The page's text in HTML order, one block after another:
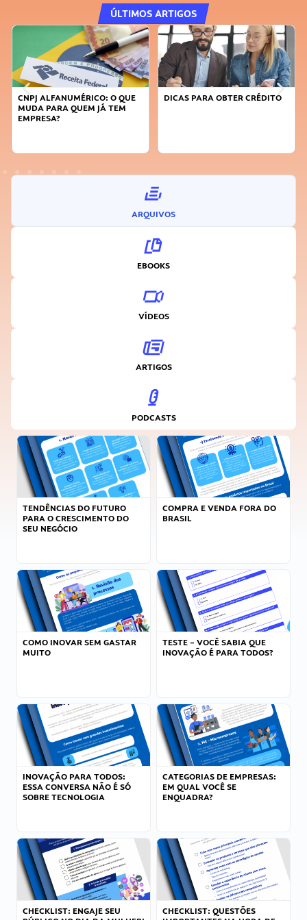
ÚLTIMOS ARTIGOS
CNPJ ALFANUMÉRICO: O QUE
MUDA PARA QUEM JÁ TEM
EMPRESA?
DICAS PARA OBTER CRÉDITO
ARQUIVOS
EBOOKS
VÍDEOS
ARTIGOS
PODCASTS
TENDÊNCIAS DO FUTURO
PARA O CRESCIMENTO DO
SEU NEGÓCIO
COMPRA E VENDA FORA DO
BRASIL
COMO INOVAR SEM GASTAR
MUITO
TESTE – VOCÊ SABIA QUE
INOVAÇÃO É PARA TODOS?
INOVAÇÃO PARA TODOS:
ESSA CONVERSA NÃO É SÓ
SOBRE TECNOLOGIA
CATEGORIAS DE EMPRESAS:
EM QUAL VOCÊ SE
ENQUADRA?
CHECKLIST: ENGAJE SEU
CHECKLIST: QUESTÕES